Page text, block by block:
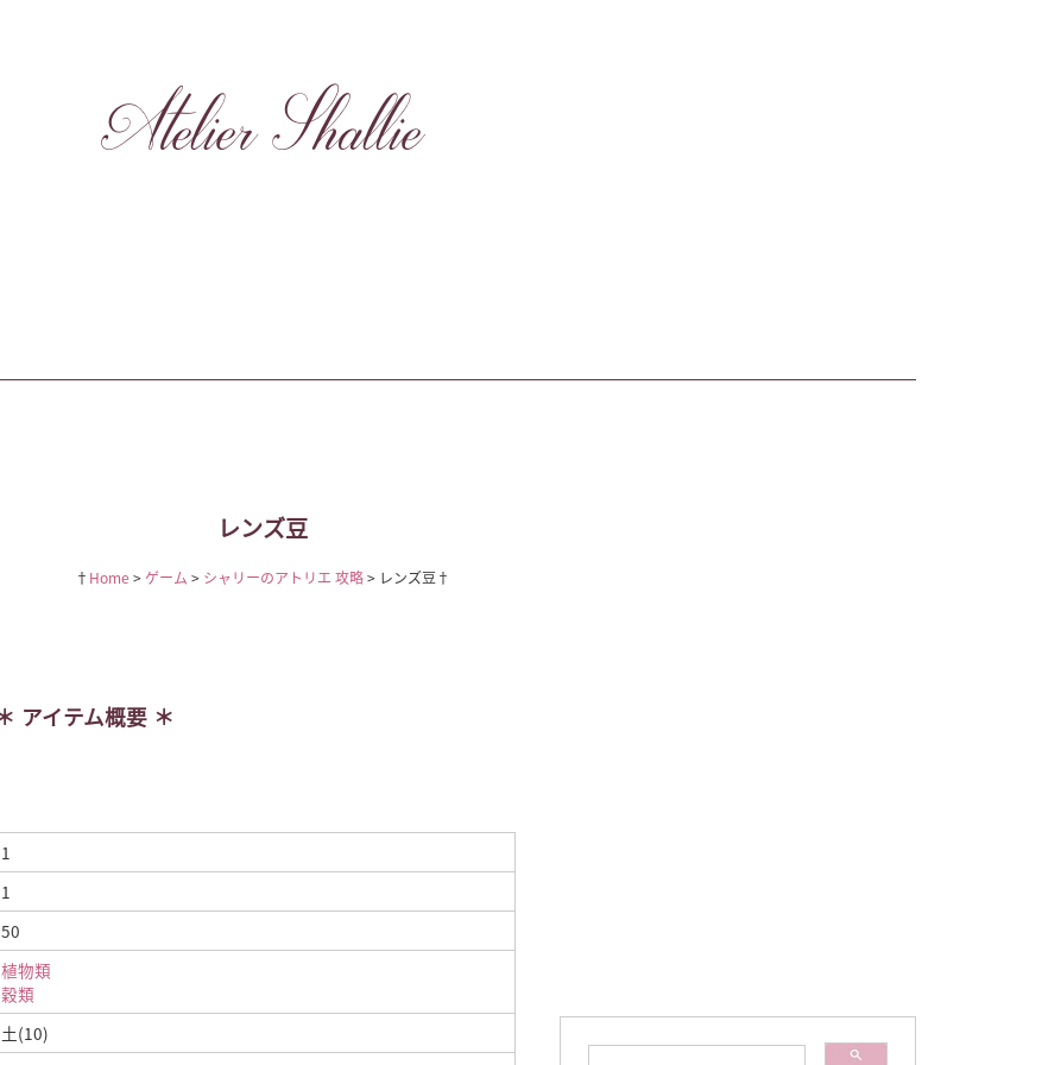
Atelier Shallie
レンズ豆
Home ゲーム シャリーのアトリエ 攻略 レンズ豆
アイテム概要
1
1
50
植物類
穀類
土(10)